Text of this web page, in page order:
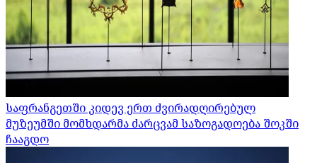
საფრანგეთში კიდევ ერთ ძვირადღირებულ
მუზეუმში მომხდარმა ძარცვამ საზოგადოება შოკში
ჩააგდო